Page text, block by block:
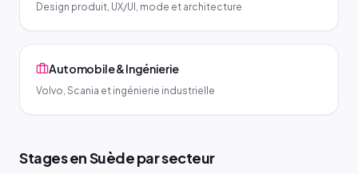
Design produit, UX/UI, mode et architecture
Automobile & Ingénierie
Volvo, Scania et ingénierie industrielle
Stages en Suède par secteur